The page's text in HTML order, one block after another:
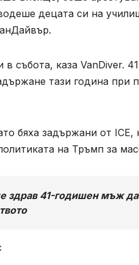
децата си на
събота, каза VanDiver.
тази година
бяха задържани от
на Тръмп за
здрав 41-годишен мъж